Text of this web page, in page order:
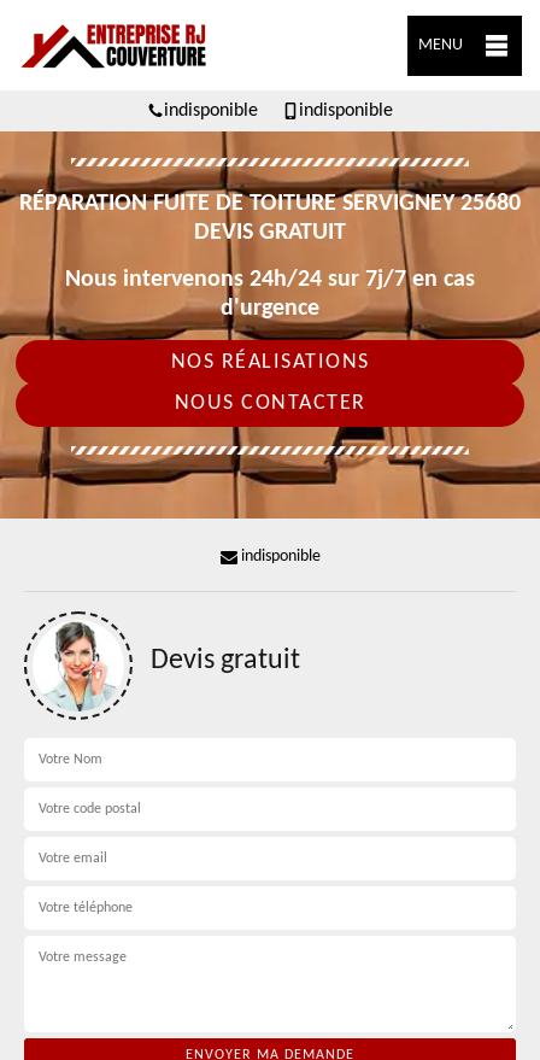
MENU
indisponible indisponible
RÉPARATION FUITE DE TOITURE SERVIGNEY 25680
DEVIS GRATUIT
Nous intervenons 24h/24 sur 7j/7 en cas
d'urgence
NOS RÉALISATIONS
NOUS CONTACTER
indisponible
Devis gratuit